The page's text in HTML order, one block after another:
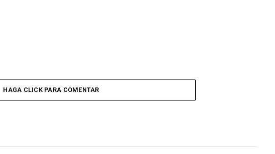
HAGA CLICK PARA COMENTAR